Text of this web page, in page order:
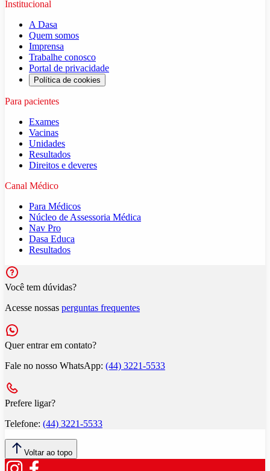
Institucional
A Dasa
Quem somos
Imprensa
Trabalhe conosco
Portal de privacidade
Política de cookies
Para pacientes
Exames
Vacinas
Unidades
Resultados
Direitos e deveres
Canal Médico
Para Médicos
Núcleo de Assessoria Médica
Nav Pro
Dasa Educa
Resultados
Você tem dúvidas?
Acesse nossas perguntas frequentes
Quer entrar em contato?
Fale no nosso WhatsApp: (44) 3221-5533
Prefere ligar?
Telefone: (44) 3221-5533
Voltar ao topo